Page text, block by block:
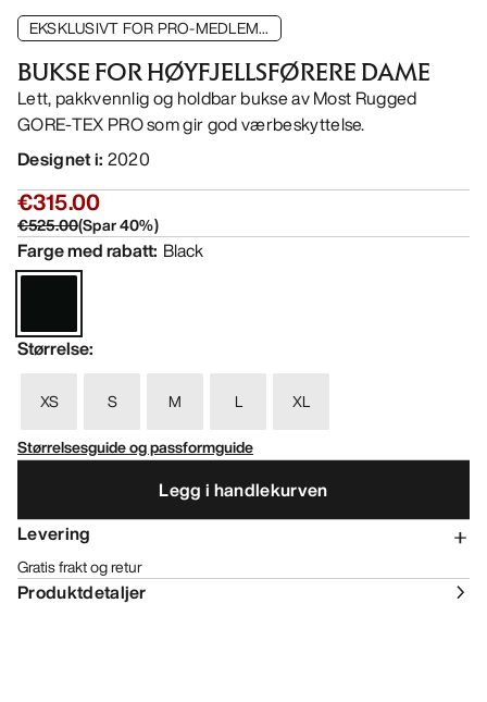
EKSKLUSIVT FOR PRO-MEDLEM...
BUKSE FOR HØYFJELLSFØRERE DAME
Lett, pakkvennlig og holdbar bukse av Most Rugged
GORE-TEX PRO som gir god værbeskyttelse.
Designet i: 2020
€315.00
€525.00(Spar40%)
Farge med rabatt: Black
Størrelse:
XS S M L
XL
Størrelsesguide og passformguide
Legg i handlekurven
Levering
Gratis frakt og retur
Produktdetaljer